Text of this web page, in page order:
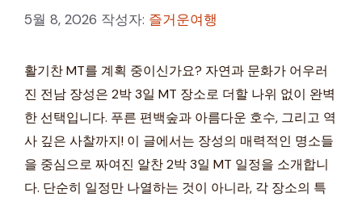
5월 8, 2026 작성자: 즐거운여행
활기찬 MT를 계획 중이신가요? 자연과 문화가 어우러
진 전남 장성은 2박 3일 MT 장소로 더할 나위 없이 완벽
한 선택입니다. 푸른 편백숲과 아름다운 호수, 그리고 역
사 깊은 사찰까지! 이 글에서는 장성의 매력적인 명소들
을 중심으로 짜여진 알찬 2박 3일 MT 일정을 소개합니
다. 단순히 일정만 나열하는 것이 아니라, 각 장소의 특